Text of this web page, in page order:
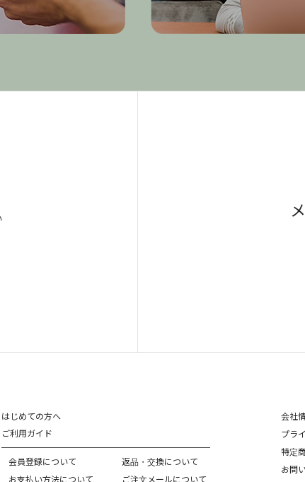
はじめての方へ
ご利用ガイド
会員登録について
お支払い方法について
返品・交換について
ご注文メールについて
会社
プラ
特定
お問